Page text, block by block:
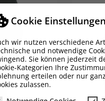
Cookie Einstellungen
wir nutzen verschiedene
und notwendige
Sie können jederzeit
Kategorien Ihre
erteilen oder nur
zulassen.
erstellen
Name der
angemeldet sein, um Artikel
zu können.